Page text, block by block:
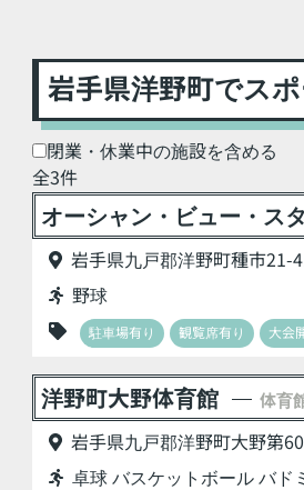
岩手県洋野町でス
閉業・休業中の施設を含める
全3件
オーシャン・ビュー・ス
岩手県九戸郡洋野町種市21-
野球
駐車場有り 観覧席有り 大会
洋野町大野体育館 体育
岩手県九戸郡洋野町大野第
卓球 バスケットボール バド